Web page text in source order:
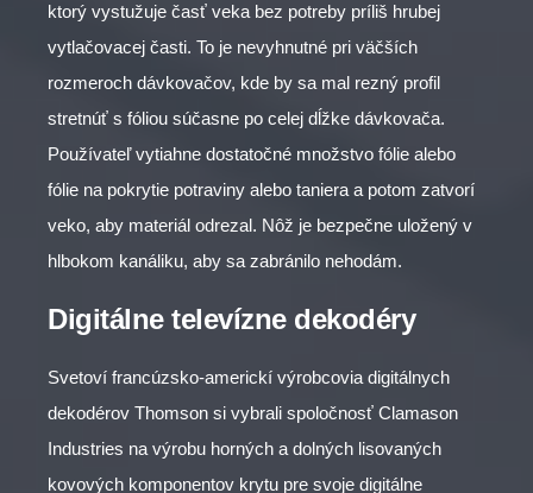
ktorý vystužuje časť veka bez potreby príliš hrubej
vytlačovacej časti. To je nevyhnutné pri väčších
rozmeroch dávkovačov, kde by sa mal rezný profil
stretnúť s fóliou súčasne po celej dĺžke dávkovača.
Používateľ vytiahne dostatočné množstvo fólie alebo
fólie na pokrytie potraviny alebo taniera a potom zatvorí
veko, aby materiál odrezal. Nôž je bezpečne uložený v
hlbokom kanáliku, aby sa zabránilo nehodám.
Digitálne televízne dekodéry
Svetoví francúzsko-americkí výrobcovia digitálnych
dekodérov Thomson si vybrali spoločnosť Clamason
Industries na výrobu horných a dolných lisovaných
kovových komponentov krytu pre svoje digitálne